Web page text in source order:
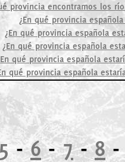
provincia encontramos los
¿En qué provincia
¿En qué provincia española
¿En qué provincia española
qué provincia española
qué provincia española
5-6-7-8